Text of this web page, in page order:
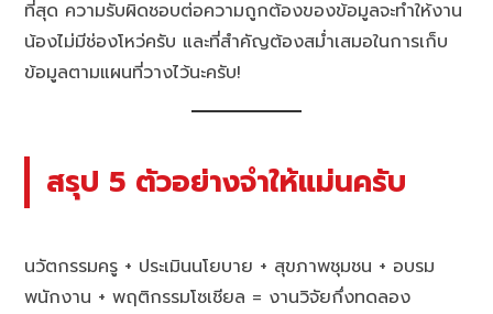
ที่สุด ความรับผิดชอบต่อความถูกต้องของข้อมูลจะทำให้งาน
น้องไม่มีช่องโหว่ครับ และที่สำคัญต้องสม่ำเสมอในการเก็บ
ข้อมูลตามแผนที่วางไว้นะครับ!
สรุป 5 ตัวอย่างจำให้แม่นครับ
นวัตกรรมครู + ประเมินนโยบาย + สุขภาพชุมชน + อบรม
พนักงาน + พฤติกรรมโซเชียล = งานวิจัยกึ่งทดลอง